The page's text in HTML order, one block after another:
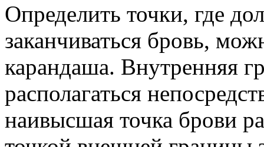
Определить точки, где
заканчиваться бровь,
карандаша. Внутренняя
располагаться
наивысшая точка брови